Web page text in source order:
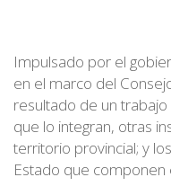
Impulsado por el
en el marco del
resultado de un
que lo integran, otras
territorio provincial; y
Estado que componen